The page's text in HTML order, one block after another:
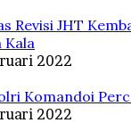
Revisi JHT
Kala
2022
Komandoi
2022